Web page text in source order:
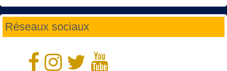
Réseaux sociaux